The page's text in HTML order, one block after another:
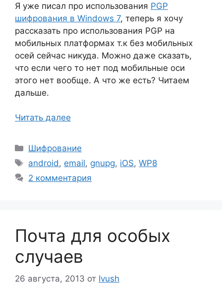
Я уже писал про использования PGP
шифрования в Windows 7, теперь я хочу
рассказать про использования PGP на
мобильных платформах т.к без мобильных
осей сейчас никуда. Можно даже сказать,
что если чего то нет под мобильные оси
этого нет вообще. А что же есть? Читаем
дальше.
Читать далее
Рубрики
Шифрование
Метки
android, email, gnupg, iOS,WP8
2 комментария
Почта для особых
случаев
26 августа, 2013 от Ivush